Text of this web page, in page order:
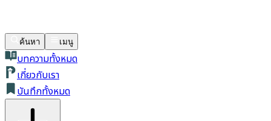
ค้นหา เมนู
บทความทั้งหมด
เกี่ยวกับเรา
บันทึกทั้งหมด